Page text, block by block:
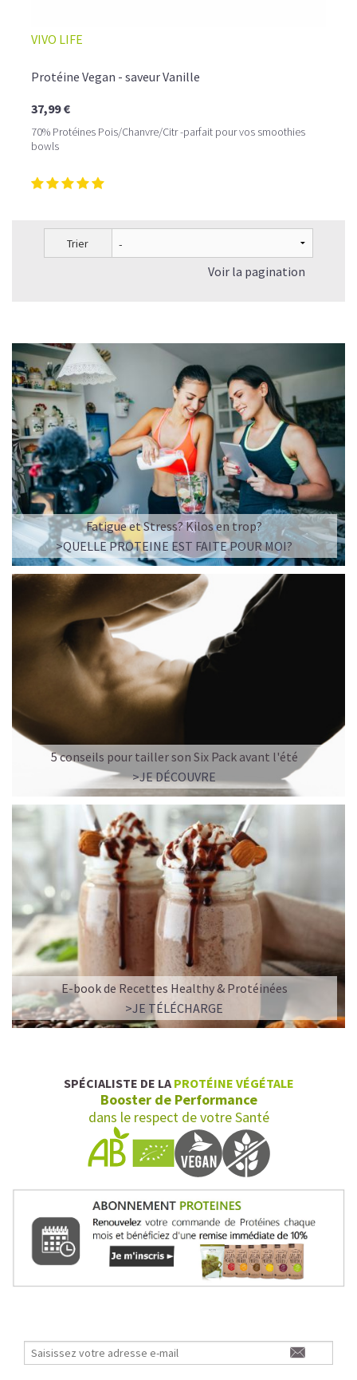
VIVO LIFE
Protéine Vegan - saveur Vanille
37,99 €
70% Protéines Pois/Chanvre/Citr -parfait pour vos smoothies
bowls
Trier
Voir la pagination
Fatigue et Stress? Kilos en trop?
>QUELLE PROTEINE EST FAITE POUR MOI?
5 conseils pour tailler son Six Pack avant l'été
>JE DÉCOUVRE
E-book de Recettes Healthy & Protéinées
>JE TÉLÉCHARGE
SPÉCIALISTE DE LA PROTÉINE VÉGÉTALE
Booster de Performance
dans le respect de votre Santé